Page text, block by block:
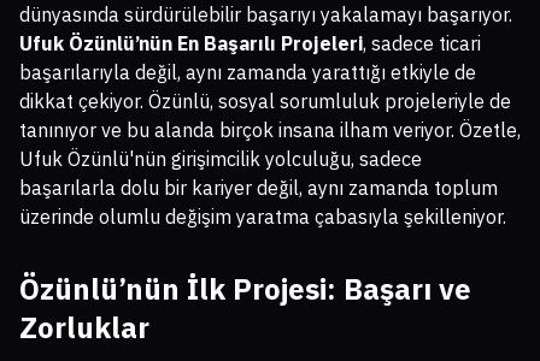
dünyasında sürdürülebilir başarıyı yakalamayı başarıyor.
Ufuk Özünlü’nün En Başarılı Projeleri, sadece ticari
başarılarıyla değil, aynı zamanda yarattığı etkiyle de
dikkat çekiyor. Özünlü, sosyal sorumluluk projeleriyle de
tanınıyor ve bu alanda birçok insana ilham veriyor. Özetle,
Ufuk Özünlü'nün girişimcilik yolculuğu, sadece
başarılarla dolu bir kariyer değil, aynı zamanda toplum
üzerinde olumlu değişim yaratma çabasıyla şekilleniyor.
Özünlü’nün İlk Projesi: Başarı ve
Zorluklar